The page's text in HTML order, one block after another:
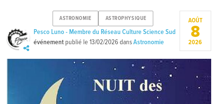
ASTRONOMIE ASTROPHYSIQUE
Pesco Luno - Membre du Réseau Culture Science Sud
événement publié le13/02/2026dansAstronomie
AOÛT
8
2026